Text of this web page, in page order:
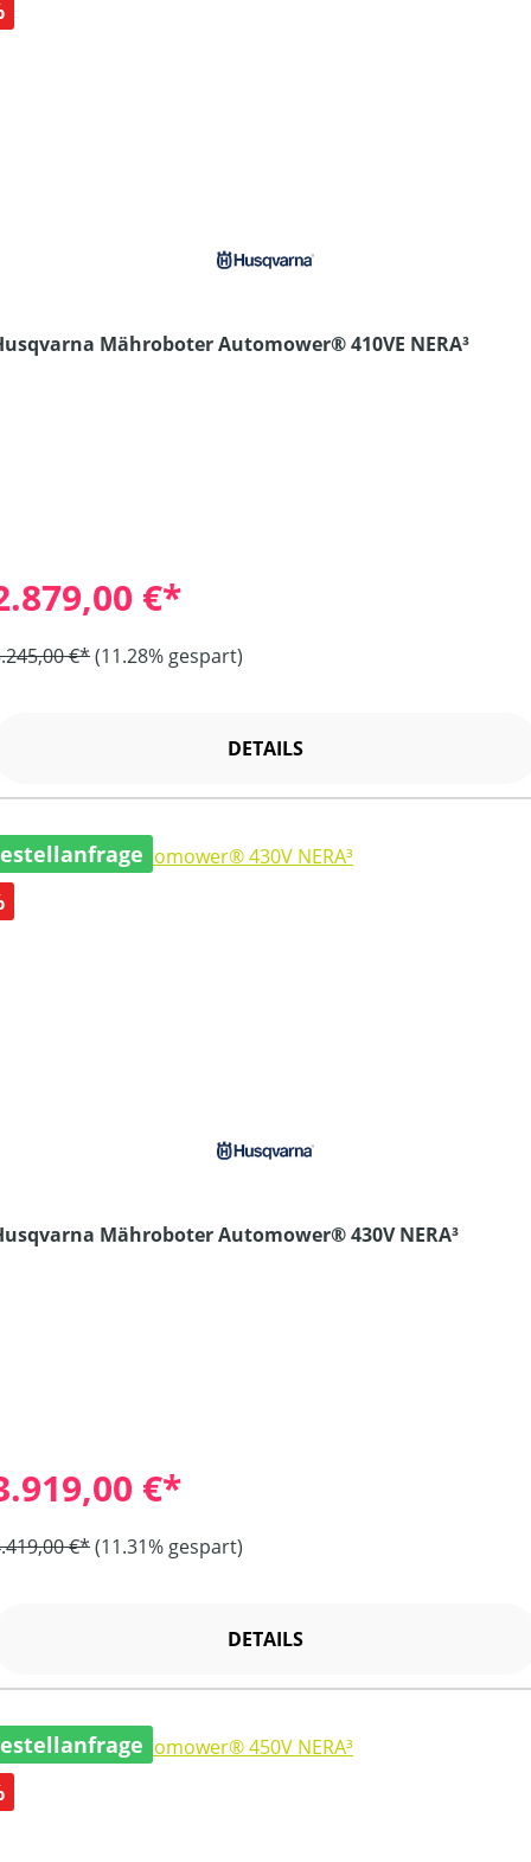
Mähroboter Automower® 410VE NERA³
€*
€*(11.28% gespart)
DETAILS
Mähroboter Automower® 430V NERA³
€*
€*(11.31% gespart)
DETAILS